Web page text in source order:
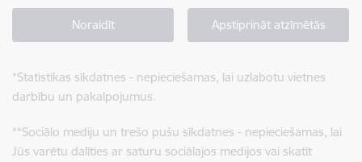
Noraidīt Apstiprināt atzīmētās
*Statistikas sīkdatnes - nepieciešamas, lai uzlabotu vietnes
darbību un pakalpojumus.
**Sociālo mediju un trešo pušu sīkdatnes - nepieciešamas, lai
Jūs varētu dalīties ar saturu sociālajos medijos vai skatīt